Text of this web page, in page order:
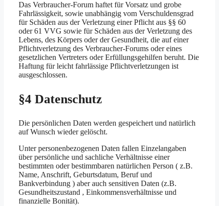
Das Verbraucher-Forum haftet für Vorsatz und grobe
Fahrlässigkeit, sowie unabhängig vom Verschuldensgrad
für Schäden aus der Verletzung einer Pflicht aus §§ 60
oder 61 VVG sowie für Schäden aus der Verletzung des
Lebens, des Körpers oder der Gesundheit, die auf einer
Pflichtverletzung des Verbraucher-Forums oder eines
gesetzlichen Vertreters oder Erfüllungsgehilfen beruht. Die
Haftung für leicht fahrlässige Pflichtverletzungen ist
ausgeschlossen.
§4 Datenschutz
Die persönlichen Daten werden gespeichert und natürlich
auf Wunsch wieder gelöscht.
Unter personenbezogenen Daten fallen Einzelangaben
über persönliche und sachliche Verhältnisse einer
bestimmten oder bestimmbaren natürlichen Person ( z.B.
Name, Anschrift, Geburtsdatum, Beruf und
Bankverbindung ) aber auch sensitiven Daten (z.B.
Gesundheitszustand , Einkommensverhältnisse und
finanzielle Bonität).